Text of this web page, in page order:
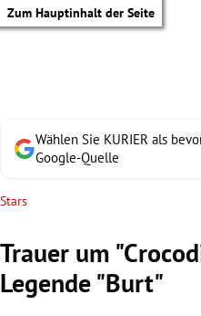
Zum Hauptinhalt der Seite
Wählen Sie KURIER als
Google-Quelle
Stars
Trauer um
Legende "Burt"